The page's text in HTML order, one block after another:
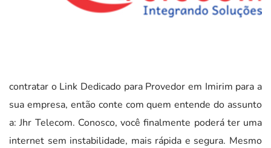
contratar o Link Dedicado para Provedor em Imirim para a
sua empresa, então conte com quem entende do assunto
a: Jhr Telecom. Conosco, você finalmente poderá ter uma
internet sem instabilidade, mais rápida e segura. Mesmo